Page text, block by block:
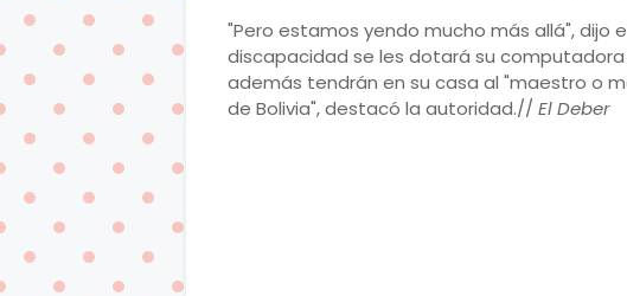
"Pero estamos yendo mucho más allá", dijo
discapacidad se les dotará su
además tendrán en su casa al "maestro o
de Bolivia", destacó la autoridad.// El Deber